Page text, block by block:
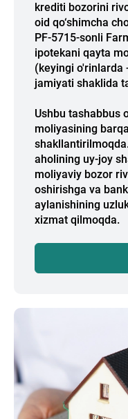
krediti bozorini
oid qo‘shimcha
PF-5715-sonli
ipotekani qayta
(keyingi o'rinlarda
jamiyati shaklida
Ushbu tashabbus
moliyasining
aholining uy-joy
moliyaviy bozor
oshirishga va
aylanishining
xizmat qilmoqda.